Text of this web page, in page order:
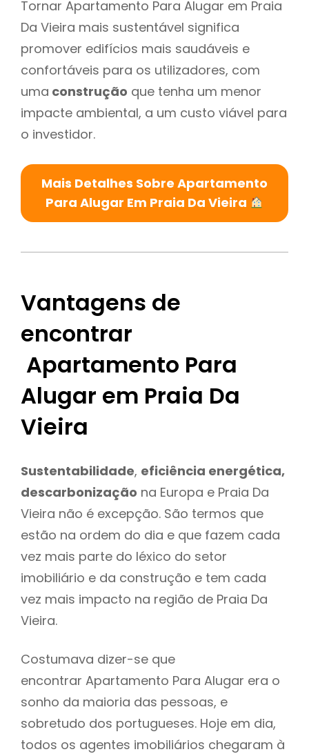
Tornar Apartamento Para Alugar em Praia
Da Vieira mais sustentável significa
promover edifícios mais saudáveis e
confortáveis para os utilizadores, com
uma construção que tenha um menor
impacte ambiental, a um custo viável para
o investidor.
Mais Detalhes Sobre Apartamento
Para Alugar Em Praia Da Vieira
Vantagens de
encontrar
Apartamento Para
Alugar em Praia Da
Vieira
Sustentabilidade, eficiência energética,
descarbonização na Europa e Praia Da
Vieira não é excepção. São termos que
estão na ordem do dia e que fazem cada
vez mais parte do léxico do setor
imobiliário e da construção e tem cada
vez mais impacto na região de Praia Da
Vieira.
Costumava dizer-se que
encontrar Apartamento Para Alugar era o
sonho da maioria das pessoas, e
sobretudo dos portugueses. Hoje em dia,
todos os agentes imobiliários chegaram à